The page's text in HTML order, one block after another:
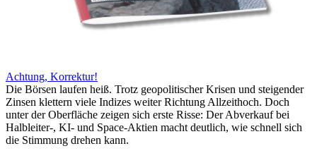
Achtung, Korrektur!
Die Börsen laufen heiß. Trotz geopolitischer Krisen und steigender
Zinsen klettern viele Indizes weiter Richtung Allzeithoch. Doch
unter der Oberfläche zeigen sich erste Risse: Der Abverkauf bei
Halbleiter-, KI- und Space-Aktien macht deutlich, wie schnell sich
die Stimmung drehen kann.